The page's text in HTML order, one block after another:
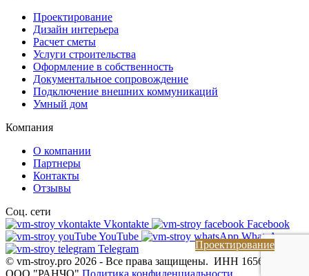
Проектирование
Проектирование
Дизайн интерьера
Расчет сметы
Услуги строительства
Оформление в собственность
Документальное сопровождение
Подключение внешних коммуникаций
Умный дом
Компания
О компании
Партнеры
Контакты
Отзывы
Соц. сети
Vkontakte
Facebook
YouTube
WhatsApp
Telegram
© vm-stroy.pro 2026 - Все права защищены. ИНН 1656115462
ООО "РАНЧО" Политика конфиденциальности